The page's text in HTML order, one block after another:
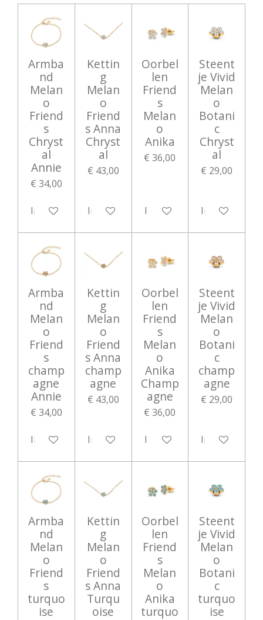
Armba
nd
Melan
o
Friend
s
Chryst
al
Annie
€ 34,00
In winkelwagen
Kettin
g
Melan
o
Friend
s Anna
Chryst
al
€ 43,00
In winkelwagen
Oorbel
len
Friend
s
Melan
o
Anika
€ 36,00
In winkelwagen
Steent
je Vivid
Melan
o
Botani
c
Chryst
al
€ 29,00
In
Armba
nd
Melan
o
Friend
s
champ
agne
Annie
€ 34,00
In winkelwagen
Kettin
g
Melan
o
Friend
s Anna
champ
agne
€ 43,00
In winkelwagen
Oorbel
len
Friend
s
Melan
o
Anika
Champ
agne
€ 36,00
In winkelwagen
Steent
je Vivid
Melan
o
Botani
c
champ
agne
€ 29,00
In
Armba
nd
Melan
o
Friend
s
turquo
ise
Kettin
g
Melan
o
Friend
s Anna
Turqu
oise
Oorbel
len
Friend
s
Melan
o
Anika
turquo
Steent
je Vivid
Melan
o
Botani
c
turquo
ise